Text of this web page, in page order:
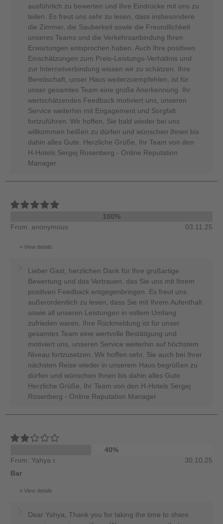
ausführlich zu bewerten und Ihre Eindrücke mit uns zu
teilen. Es freut uns sehr zu lesen, dass insbesondere
die Zimmer, die Sauberkeit sowie die Freundlichkeit
unseres Teams und die Verkehrsanbindung Ihren
Erwartungen entsprochen haben. Auch Ihre positiven
Einschätzungen zum Preis-Leistungs-Verhältnis und
zur Internetverbindung wissen wir zu schätzen. Ihre
Bereitschaft, unser Haus weiterzuempfehlen, ist für
unser gesamtes Team eine große Anerkennung. Ihr
wertschätzendes Feedback motiviert uns, unseren
Service weiterhin mit Engagement und Sorgfalt
fortzuführen. Wir hoffen, Sie bald wieder bei uns
willkommen heißen zu dürfen und wünschen Ihnen bis
dahin alles Gute. Herzliche Grüße, Ihr Team von den
H-Hotels Sergej Rosenberg - Online Reputation
Manager
100%
From: anonymous
03.11.25
View details
Lieber Gast, herzlichen Dank für Ihre großartige
Bewertung und das Vertrauen, das Sie uns mit Ihrem
positiven Feedback entgegenbringen. Es freut uns
außerordentlich zu lesen, dass Sie mit Ihrem Aufenthalt
sowie all unseren Leistungen in vollem Umfang
zufrieden waren. Ihre Rückmeldung ist für unser
gesamtes Team eine wertvolle Bestätigung und
motiviert uns, unseren Service weiterhin auf höchstem
Niveau fortzusetzen. Wir hoffen sehr, Sie auch bei Ihrer
nächsten Reise wieder in unserem Haus begrüßen zu
dürfen und wünschen Ihnen bis dahin alles Gute.
Herzliche Grüße, Ihr Team von den H-Hotels Sergej
Rosenberg - Online Reputation Manager
40%
From: Yahya r.
30.10.25
Bar
View details
Dear Yahya, Thank you for taking the time to share